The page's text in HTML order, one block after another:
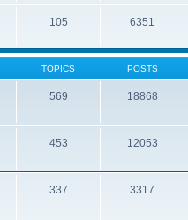
105 6351
TOPICS POSTS
569 18868
453 12053
337 3317